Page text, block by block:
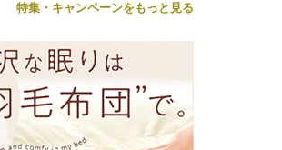
特集・キャンペーンをもっと見る